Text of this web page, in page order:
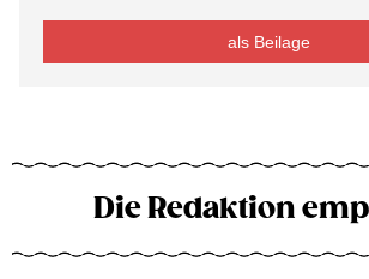
als Beilage
Die Redaktion